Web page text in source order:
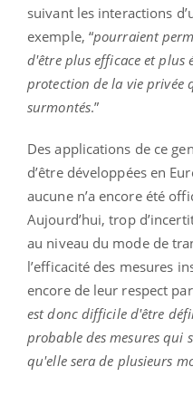
suivant les interactions
exemple, “pourraient
d'être plus efficace et plus
protection de la vie privée
surmontés.”
Des applications de ce
d’être développées en
aucune n’a encore été
Aujourd’hui, trop
au niveau du mode de
l’efficacité des mesures
encore de leur respect
est donc difficile d'être
probable des mesures qui
qu'elle sera de plusieurs